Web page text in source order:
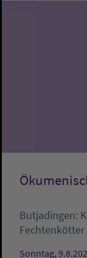
Butjadingen:
Fechtenkötter
Sonntag,